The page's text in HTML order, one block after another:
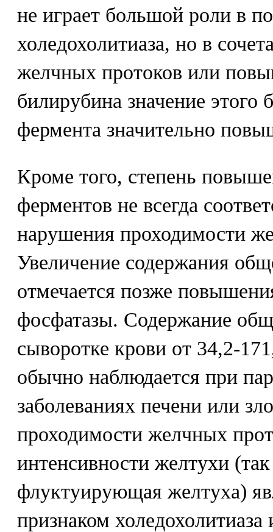
не играет большой роли в
холедохолитиаза, но в
желчных протоков или
билирубина значение этого
фермента значительно
Кроме того, степень
ферментов не всегда
нарушения проходимости
Увеличение содержания
отмечается позже
фосфатазы. Содержание
сыворотке крови от 34,2-
обычно наблюдается при
заболеваниях печени или
проходимости желчных
интенсивности желтухи
флуктуирующая желтуха)
признаком холедохолитиаза